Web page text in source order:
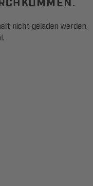
nicht geladen werden.